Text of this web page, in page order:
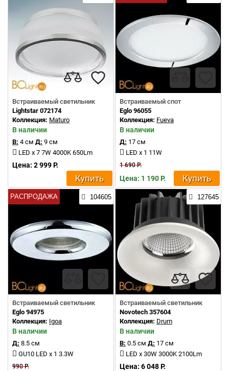
Встраиваемый светильник
Lightstar 072174
Коллекция: Maturo
В наличии
В: 4 см Д: 9 см
LED x 7 7W 4000K 650Lm
Цена: 2 999 Р.
Купить
Встраиваемый спот
Eglo 96055
Коллекция: Fueva
В наличии
Д: 17 см
LED x 1 11W
1 690 Р.
Цена: 1 190 Р. Купить
РАСПРОДАЖА 104605
Встраиваемый светильник
Eglo 94975
Коллекция: Igoa
В наличии
Д: 8.5 см
GU10 LED x 1 3.3W
990 Р.
127645
Встраиваемый светильник
Novotech 357604
Коллекция: Drum
В наличии
В: 0.5 см Д: 17 см
LED x 30W 3000K 2100Lm
Цена: 6 048 Р.